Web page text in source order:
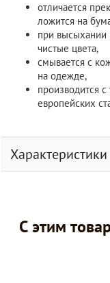
отличается
ложится на
при высыхании
чистые цвета,
смывается с
на одежде,
производится
европейских
Характеристики
С этим